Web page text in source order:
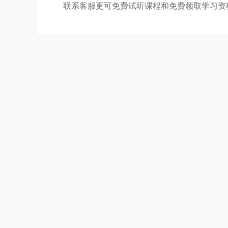
联系客服更可免费试听课程和免费领取学习资